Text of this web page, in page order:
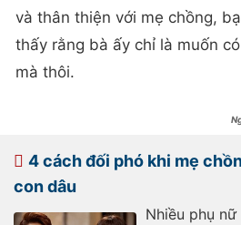
và thân thiện với mẹ chồng,
thấy rằng bà ấy chỉ là muốn
mà thôi.
4 cách đối phó khi mẹ
con dâu
Nhiều phụ